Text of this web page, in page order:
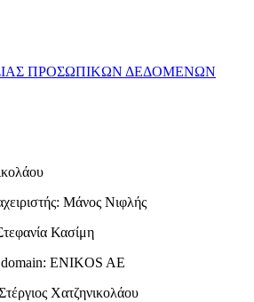
ΠΡΟΣΩΠΙΚΩΝ ΔΕΔΟΜΕΝΩΝ
Μάνος Νιφλής
Κασίμη
domain: ENIKOS AE
Χατζηνικολάου